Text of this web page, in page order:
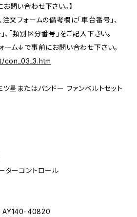
問い合わせ下さい。】
注文フォームの備考欄に「車台番号」、
、「類別区分番号」をご記入下さい。
ーム↓で事前にお問い合わせ下さい。
ツ星またはバンドー ファンベルトセット
ターコントロール
AY140-40820